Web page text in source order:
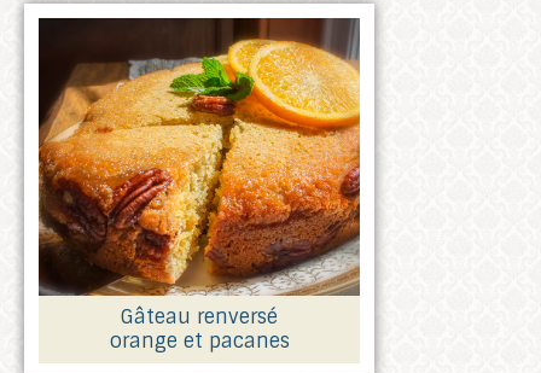
Gâteau renversé
orange et pacanes